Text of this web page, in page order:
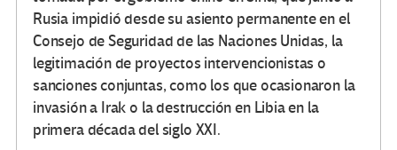
Rusia impidió desde su asiento permanente en el
Consejo de Seguridad de las Naciones Unidas, la
legitimación de proyectos intervencionistas o
sanciones conjuntas, como los que ocasionaron la
invasión a Irak o la destrucción en Libia en la
primera década del siglo XXI.